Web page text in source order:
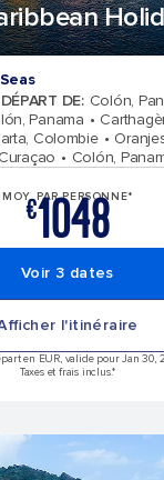
DE: Colón,
Panama
Colombie
Colón,
MOY. PAR PERSONNE*
€1048
Voir 3 dates
l'itinéraire
en EUR, valide pour Jan 30,
Taxes et frais inclus.*